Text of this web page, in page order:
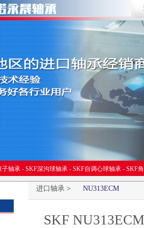
子轴承 - SKF深沟球轴承 - SKF自调心球轴承 - SKF
进口轴承 > NU313ECM
SKF